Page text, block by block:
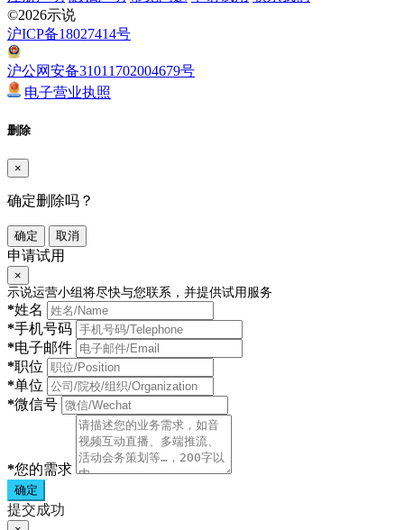
©2026示说
沪ICP备18027414号
沪公网安备31011702004679号
电子营业执照
删除
×
确定删除吗？
确定 取消
申请试用
×
示说运营小组将尽快与您联系，并提供试用服务
*姓名
*手机号码
*电子邮件
*职位
*单位
*微信号
*您的需求
确定
提交成功